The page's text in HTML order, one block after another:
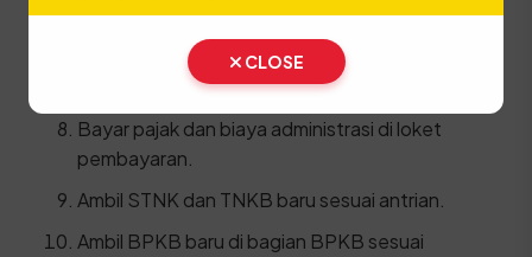
dan penyerahan berkas.
Daftarkan BBN II di loket pendaftaran yang
Bayar pajak dan biaya administrasi di loket
pembayaran.
Ambil STNK dan TNKB baru sesuai antrian.
Ambil BPKB baru di bagian BPKB sesuai
CLOSE